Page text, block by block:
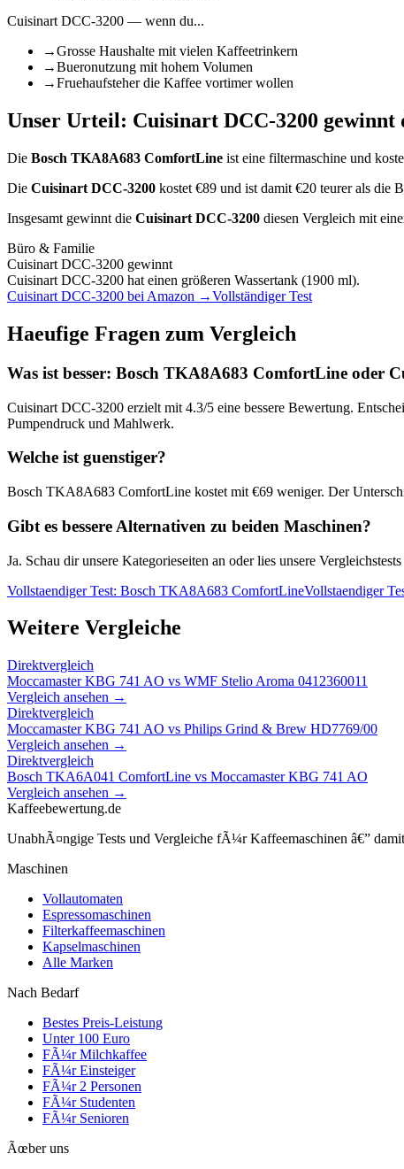
Cuisinart DCC-3200 — wenn du...
→Grosse Haushalte mit vielen Kaffeetrinkern
→Bueronutzung mit hohem Volumen
→Fruehaufsteher die Kaffee vortimer wollen
Unser Urteil: Cuisinart DCC-3200 gewinnt
Die Bosch TKA8A683 ComfortLine ist eine filtermaschine und
Die Cuisinart DCC-3200 kostet €89 und ist damit €20 teurer als
Insgesamt gewinnt die Cuisinart DCC-3200 diesen Vergleich mit
Büro & Familie
Cuisinart DCC-3200 gewinnt
Cuisinart DCC-3200 hat einen größeren Wassertank (1900 ml).
Cuisinart DCC-3200 bei Amazon →Vollständiger Test
Haeufige Fragen zum Vergleich
Was ist besser: Bosch TKA8A683 ComfortLine oder
Cuisinart DCC-3200 erzielt mit 4.3/5 eine bessere Bewertung.
Pumpendruck und Mahlwerk.
Welche ist guenstiger?
Bosch TKA8A683 ComfortLine kostet mit €69 weniger. Der
Gibt es bessere Alternativen zu beiden Maschinen?
Ja. Schau dir unsere Kategorieseiten an oder lies unsere
Vollstaendiger Test: Bosch TKA8A683 ComfortLineVollstaendiger
Weitere Vergleiche
Direktvergleich
Moccamaster KBG 741 AO vs WMF Stelio Aroma 0412360011
Vergleich ansehen →
Direktvergleich
Moccamaster KBG 741 AO vs Philips Grind & Brew HD7769/00
Vergleich ansehen →
Direktvergleich
Bosch TKA6A041 ComfortLine vs Moccamaster KBG 741 AO
Vergleich ansehen →
Kaffeebewertung.de
UnabhÃ¤ngige Tests und Vergleiche fÃ¼r Kaffeemaschinen â€”
Maschinen
Vollautomaten
Espressomaschinen
Filterkaffeemaschinen
Kapselmaschinen
Alle Marken
Nach Bedarf
Bestes Preis-Leistung
Unter 100 Euro
FÃ¼r Milchkaffee
FÃ¼r Einsteiger
FÃ¼r 2 Personen
FÃ¼r Studenten
FÃ¼r Senioren
Ãœber uns